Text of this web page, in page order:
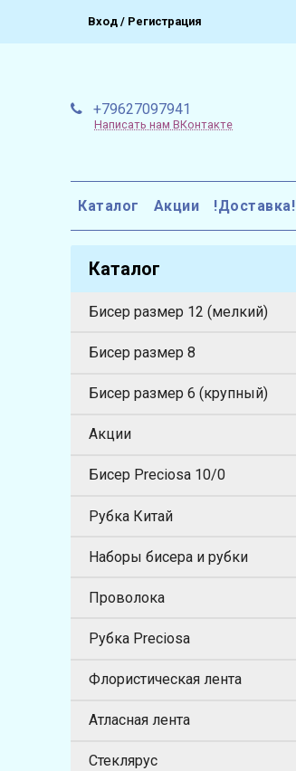
Вход / Регистрация
+79627097941
Написать нам ВКонтакте
Каталог Акции !Доставка!
Каталог
Бисер размер 12 (мелкий)
Бисер размер 8
Бисер размер 6 (крупный)
Акции
Бисер Preciosa 10/0
Рубка Китай
Наборы бисера и рубки
Проволока
Рубка Preciosa
Флористическая лента
Атласная лента
Стеклярус